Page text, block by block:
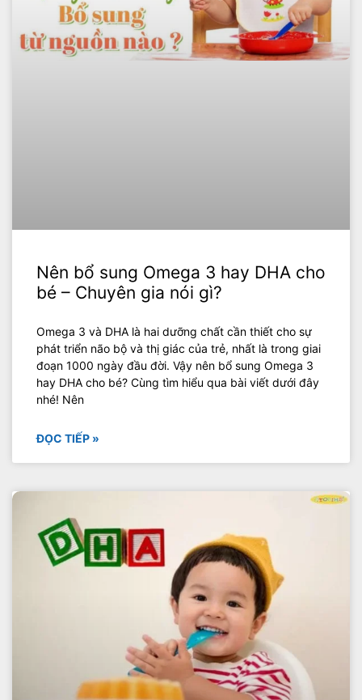
Nên bổ sung Omega 3 hay DHA cho
bé – Chuyên gia nói gì?
Omega 3 và DHA là hai dưỡng chất cần thiết cho sự
phát triển não bộ và thị giác của trẻ, nhất là trong giai
đoạn 1000 ngày đầu đời. Vậy nên bổ sung Omega 3
hay DHA cho bé? Cùng tìm hiểu qua bài viết dưới đây
nhé! Nên
ĐỌC TIẾP »